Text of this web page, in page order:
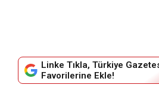
Linke Tıkla, Türkiye
Favorilerine Ekle!